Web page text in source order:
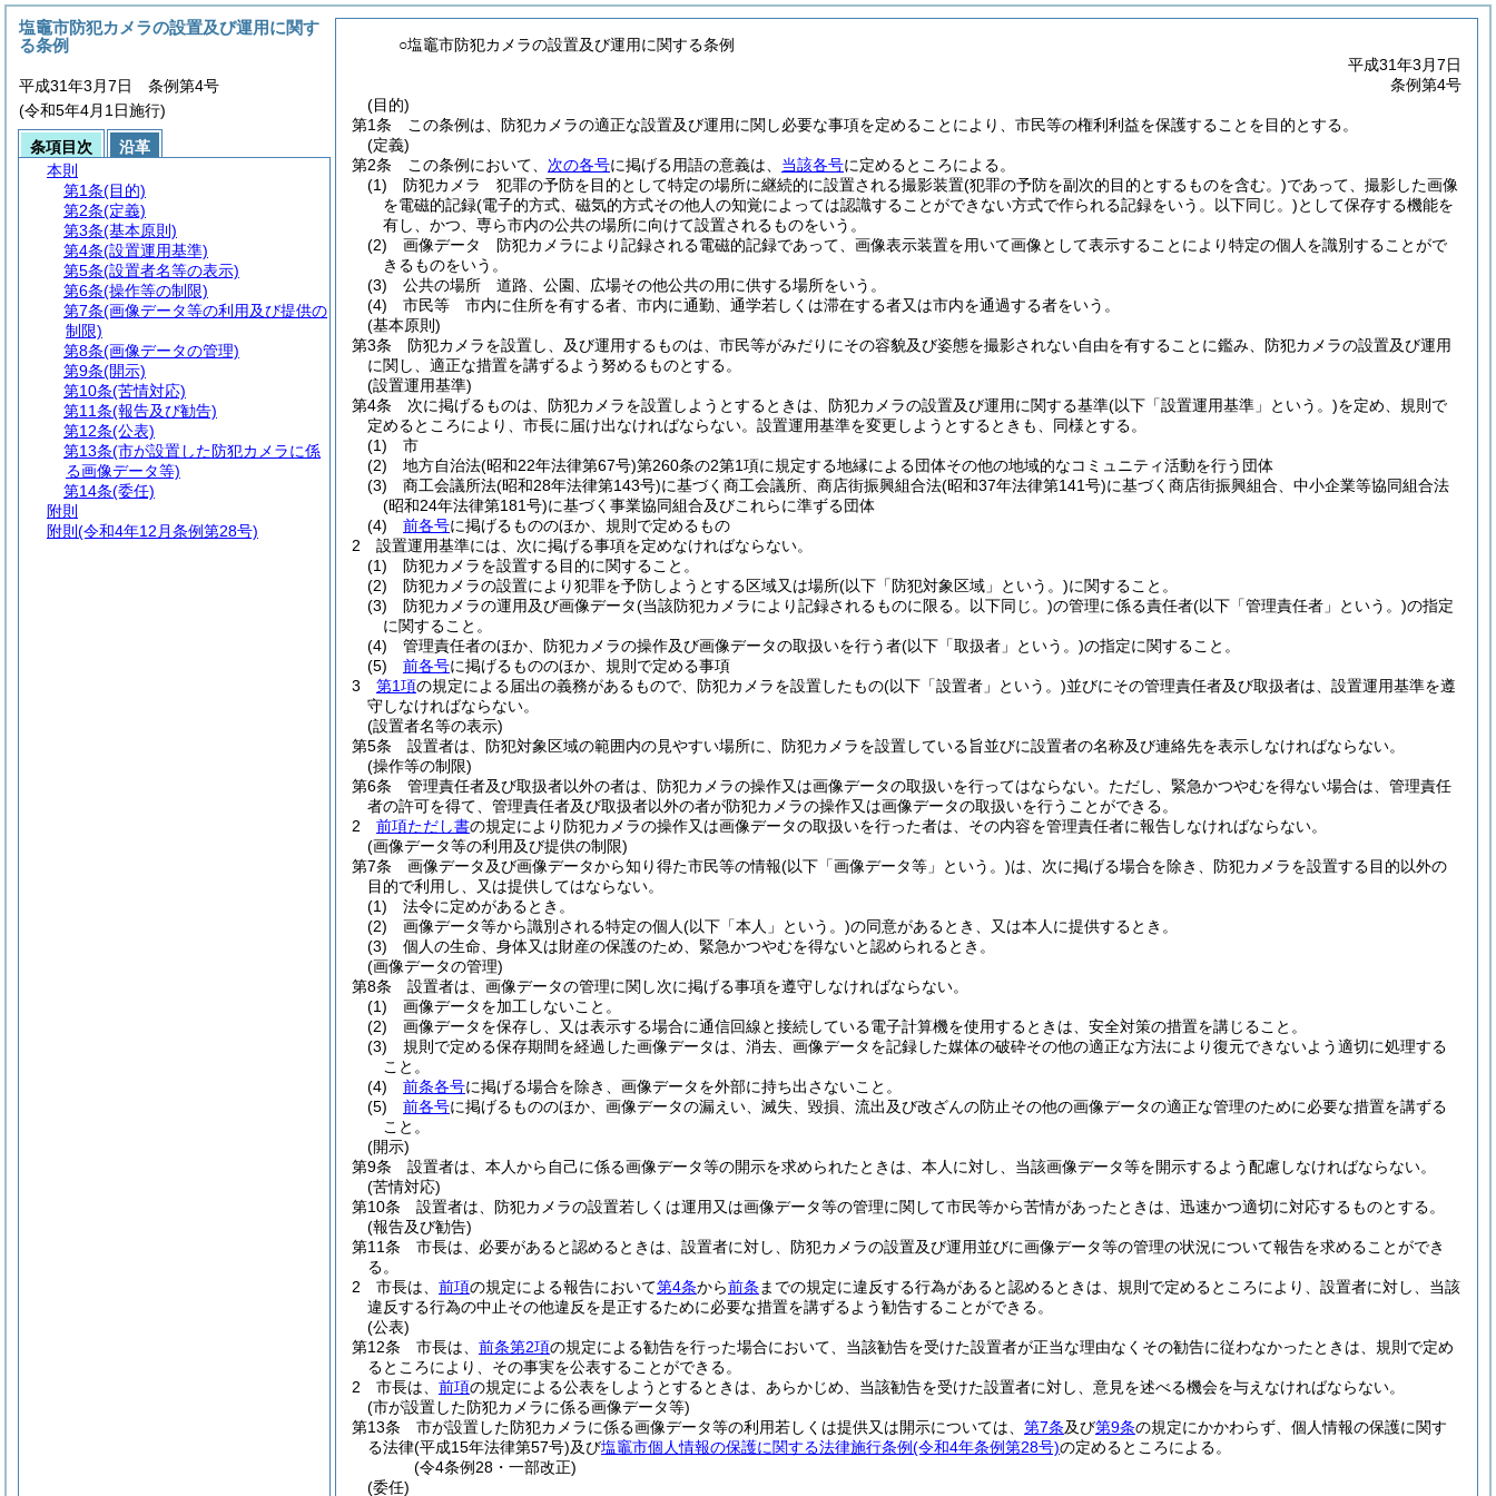
○塩竈市防犯カメラの設置及び運用に関する条例
平成31年3月7日
条例第4号
(目的)
第1条
この条例は、防犯カメラの適正な設置及び運用に関し必要な事項を定めることにより、市民等の権利利益を保護することを目的とする。
(定義)
第2条
この条例において、 次の各号に掲げる用語の意義は、 当該各号に定めるところによる。
(1)
防犯カメラ 犯罪の予防を目的として特定の場所に継続的に設置される撮影装置(犯罪の予防を副次的目的とするものを含む。)であって、撮影した画像
を電磁的記録(電子的方式、磁気的方式その他人の知覚によっては認識することができない方式で作られる記録をいう。以下同じ。)として保存する機能を
有し、かつ、専ら市内の公共の場所に向けて設置されるものをいう。
(2)
画像データ 防犯カメラにより記録される電磁的記録であって、画像表示装置を用いて画像として表示することにより特定の個人を識別することがで
きるものをいう。
(3)
公共の場所 道路、公園、広場その他公共の用に供する場所をいう。
(4)
市民等 市内に住所を有する者、市内に通勤、通学若しくは滞在する者又は市内を通過する者をいう。
(基本原則)
第3条
防犯カメラを設置し、及び運用するものは、市民等がみだりにその容貌及び姿態を撮影されない自由を有することに鑑み、防犯カメラの設置及び運用
に関し、適正な措置を講ずるよう努めるものとする。
(設置運用基準)
第4条
次に掲げるものは、防犯カメラを設置しようとするときは、防犯カメラの設置及び運用に関する基準(以下「設置運用基準」という。)を定め、規則で
定めるところにより、市長に届け出なければならない。 設置運用基準を変更しようとするときも、同様とする。
(1)
市
(2)
地方自治法(昭和22年法律第67号)第260条の2第1項に規定する地縁による団体その他の地域的なコミュニティ活動を行う団体
(3)
商工会議所法(昭和28年法律第143号)に基づく商工会議所、商店街振興組合法(昭和37年法律第141号)に基づく商店街振興組合、中小企業等協同組合法
(昭和24年法律第181号)に基づく事業協同組合及びこれらに準ずる団体
(4)
前各号に掲げるもののほか、規則で定めるもの
2
設置運用基準には、次に掲げる事項を定めなければならない。
(1)
防犯カメラを設置する目的に関すること。
(2)
防犯カメラの設置により犯罪を予防しようとする区域又は場所(以下「防犯対象区域」という。)に関すること。
(3)
防犯カメラの運用及び画像データ(当該防犯カメラにより記録されるものに限る。以下同じ。)の管理に係る責任者(以下「管理責任者」という。)の指定
に関すること。
(4)
管理責任者のほか、防犯カメラの操作及び画像データの取扱いを行う者(以下「取扱者」という。)の指定に関すること。
(5)
前各号に掲げるもののほか、規則で定める事項
3
第1項の規定による届出の義務があるもので、防犯カメラを設置したもの(以下「設置者」という。)並びにその管理責任者及び取扱者は、設置運用基準を遵
守しなければならない。
(設置者名等の表示)
第5条
設置者は、防犯対象区域の範囲内の見やすい場所に、防犯カメラを設置している旨並びに設置者の名称及び連絡先を表示しなければならない。
(操作等の制限)
第6条
管理責任者及び取扱者以外の者は、防犯カメラの操作又は画像データの取扱いを行ってはならない。 ただし、緊急かつやむを得ない場合は、管理責任
者の許可を得て、管理責任者及び取扱者以外の者が防犯カメラの操作又は画像データの取扱いを行うことができる。
2
前項ただし書の規定により防犯カメラの操作又は画像データの取扱いを行った者は、その内容を管理責任者に報告しなければならない。
(画像データ等の利用及び提供の制限)
第7条
画像データ及び画像データから知り得た市民等の情報(以下「画像データ等」という。)は、次に掲げる場合を除き、防犯カメラを設置する目的以外の
目的で利用し、又は提供してはならない。
(1)
法令に定めがあるとき。
(2)
画像データ等から識別される特定の個人(以下「本人」という。)の同意があるとき、又は本人に提供するとき。
(3)
個人の生命、身体又は財産の保護のため、緊急かつやむを得ないと認められるとき。
(画像データの管理)
第8条
設置者は、画像データの管理に関し次に掲げる事項を遵守しなければならない。
(1)
画像データを加工しないこと。
(2)
画像データを保存し、又は表示する場合に通信回線と接続している電子計算機を使用するときは、安全対策の措置を講じること。
(3)
規則で定める保存期間を経過した画像データは、消去、画像データを記録した媒体の破砕その他の適正な方法により復元できないよう適切に処理する
こと。
(4)
前条各号に掲げる場合を除き、画像データを外部に持ち出さないこと。
(5)
前各号に掲げるもののほか、画像データの漏えい、滅失、毀損、流出及び改ざんの防止その他の画像データの適正な管理のために必要な措置を講ずる
こと。
(開示)
第9条
設置者は、本人から自己に係る画像データ等の開示を求められたときは、本人に対し、当該画像データ等を開示するよう配慮しなければならない。
(苦情対応)
第10条
設置者は、防犯カメラの設置若しくは運用又は画像データ等の管理に関して市民等から苦情があったときは、迅速かつ適切に対応するものとする。
(報告及び勧告)
第11条
市長は、必要があると認めるときは、設置者に対し、防犯カメラの設置及び運用並びに画像データ等の管理の状況について報告を求めることができ
る。
2
市長は、 前項の規定による報告において第4条から前条 までの規定に違反する行為があると認めるときは、規則で定めるところにより、設置者に対し、当該
違反する行為の中止その他違反を是正するために必要な措置を講ずるよう勧告することができる。
(公表)
第12条
市長は、 前条第2項の規定による勧告を行った場合において、当該勧告を受けた設置者が正当な理由なくその勧告に従わなかったときは、規則で定め
るところにより、その事実を公表することができる。
2
市長は、 前項の規定による公表をしようとするときは、あらかじめ、当該勧告を受けた設置者に対し、意見を述べる機会を与えなければならない。
(市が設置した防犯カメラに係る画像データ等)
第13条
市が設置した防犯カメラに係る画像データ等の利用若しくは提供又は開示については、 第7条及び第9条の規定にかかわらず、個人情報の保護に関す
る法律(平成15年法律第57号)及び塩竈市個人情報の保護に関する法律施行条例(令和4年条例第28号)の定めるところによる。
(令4条例28・一部改正)
(委任)
塩竈市防犯カメラの設置及び運用に関す
る条例
平成31年3月7日 条例第4号
(令和5年4月1日施行)
条項目次
沿革
本則
第1条(目的)
第2条(定義)
第3条(基本原則)
第4条(設置運用基準)
第5条(設置者名等の表示)
第6条(操作等の制限)
第7条(画像データ等の利用及び提供の
制限)
第8条(画像データの管理)
第9条(開示)
第10条(苦情対応)
第11条(報告及び勧告)
第12条(公表)
第13条(市が設置した防犯カメラに係
る画像データ等)
第14条(委任)
附則
附則 (令和4年12月条例第28号)